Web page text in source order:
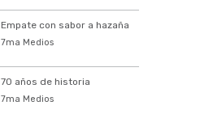
Empate con sabor a hazaña
7ma Medios
70 años de historia
7ma Medios